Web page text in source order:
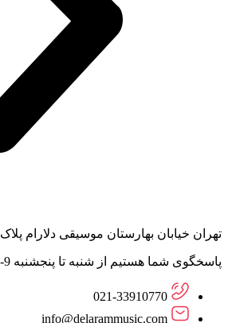
تهران خیابان بهارستان موسیقی دلارام پلاک 66
پاسخگوی شما هستیم از شنبه تا پنجشنبه 9-19
021-33910770
info@delarammusic.com